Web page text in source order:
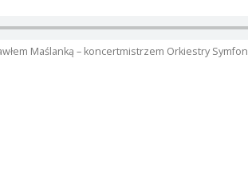
Maślanką – koncertmistrzem Orkiestry